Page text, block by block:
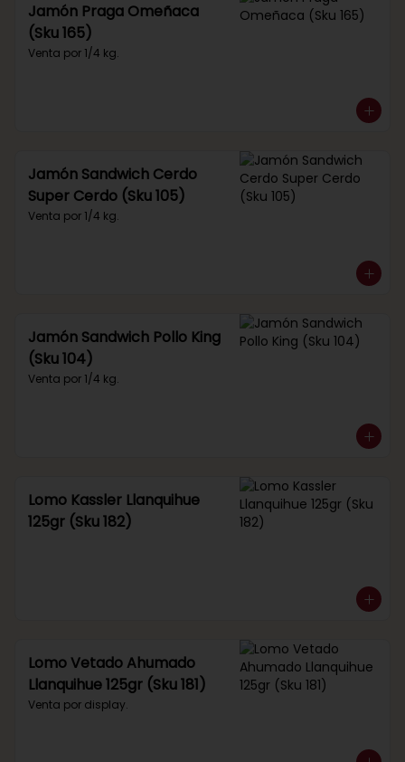
Jamón Praga Omeñaca
(Sku 165)
Venta por 1/4 kg.
Jamón Sandwich Cerdo
Super Cerdo (Sku 105)
Venta por 1/4 kg.
Jamón Sandwich Pollo King
(Sku 104)
Venta por 1/4 kg.
Lomo Kassler Llanquihue
125gr (Sku 182)
Lomo Vetado Ahumado
Llanquihue 125gr (Sku 181)
Venta por display.